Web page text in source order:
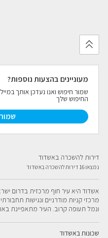
מעוניינים בהצעות נוספות?
שמור חיפוש ואנו נעדכן אותך
החיפוש שלך
דירות להשכרה באשדוד
נמצאו 16 דירות להשכרה באשדוד
ונמל תעופה קרוב. העיר מתאפיינת
שכונות באשדוד